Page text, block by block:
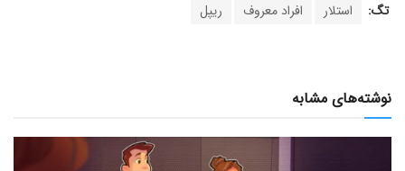
تگ: استلار افراد معروف ریپل
نوشته‌های مشابه